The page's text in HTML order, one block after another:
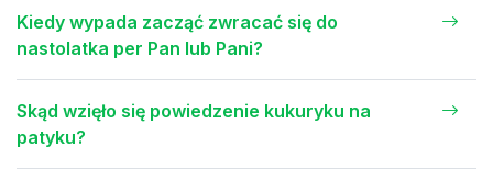
Kiedy wypada zacząć zwracać się do
nastolatka per Pan lub Pani?
Skąd wzięło się powiedzenie kukuryku na
patyku?